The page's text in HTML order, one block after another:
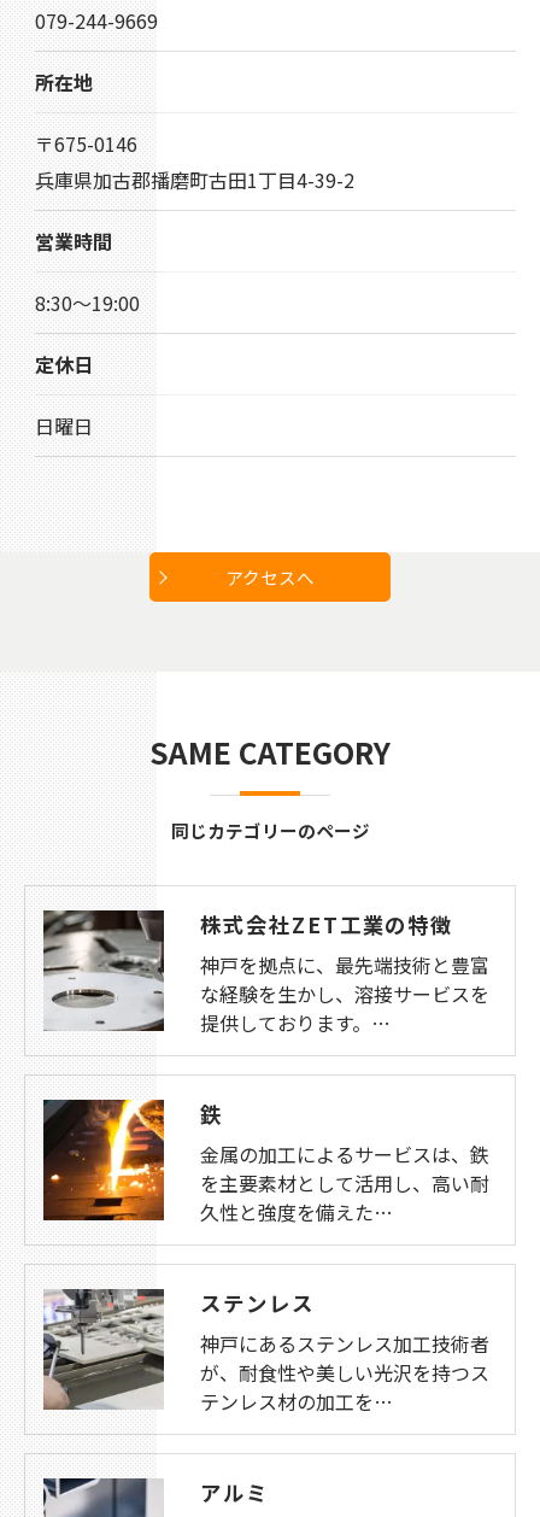
079-244-9669
所在地
〒675-0146
兵庫県加古郡播磨町古田1丁目4-39-2
営業時間
8:30〜19:00
定休日
日曜日
アクセスへ
同じカテゴリーのページ
SAME CATEGORY
株式会社ZET工業の特徴
神戸を拠点に、最先端技術と豊富
な経験を生かし、溶接サービスを
提供しております。…
鉄
金属の加工によるサービスは、鉄
を主要素材として活用し、高い耐
久性と強度を備えた…
ステンレス
神戸にあるステンレス加工技術者
が、耐食性や美しい光沢を持つス
テンレス材の加工を…
アルミ